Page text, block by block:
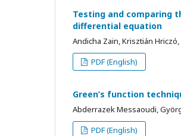
Testing and comparing
differential equation
Andicha Zain, Krisztián
PDF (English)
Green’s function
Abderrazek Messaoudi,
PDF (English)